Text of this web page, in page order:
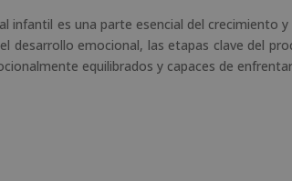
infantil es una parte esencial del crecimiento
desarrollo emocional, las etapas clave del
equilibrados y capaces de